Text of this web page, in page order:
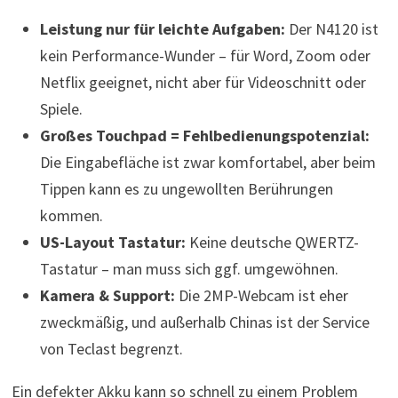
Leistung nur für leichte Aufgaben: Der N4120 ist
kein Performance-Wunder – für Word, Zoom oder
Netflix geeignet, nicht aber für Videoschnitt oder
Spiele.
Großes Touchpad = Fehlbedienungspotenzial:
Die Eingabefläche ist zwar komfortabel, aber beim
Tippen kann es zu ungewollten Berührungen
kommen.
US-Layout Tastatur: Keine deutsche QWERTZ-
Tastatur – man muss sich ggf. umgewöhnen.
Kamera & Support: Die 2MP-Webcam ist eher
zweckmäßig, und außerhalb Chinas ist der Service
von Teclast begrenzt.
Ein defekter Akku kann so schnell zu einem Problem